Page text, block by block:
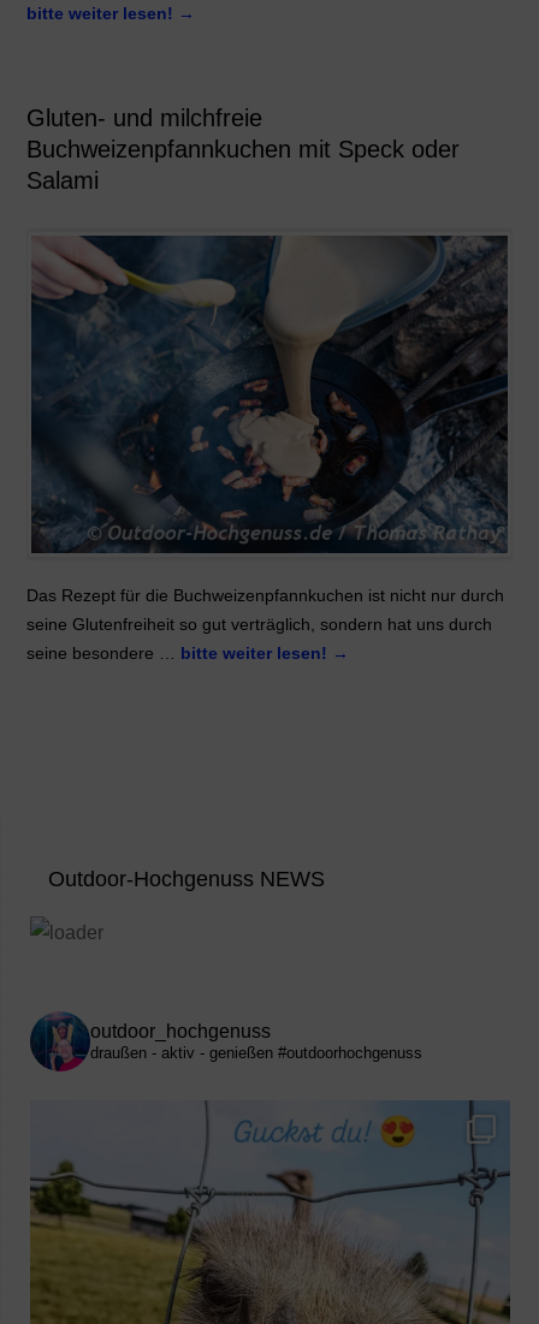
bitte weiter lesen! →
Gluten- und milchfreie
Buchweizenpfannkuchen mit Speck oder
Salami
Das Rezept für die Buchweizenpfannkuchen ist nicht nur durch
seine Glutenfreiheit so gut verträglich, sondern hat uns durch
seine besondere … bitte weiter lesen! →
Outdoor-Hochgenuss NEWS
outdoor_hochgenuss
draußen - aktiv - genießen #outdoorhochgenuss